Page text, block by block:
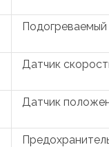
Датчик
Датчик